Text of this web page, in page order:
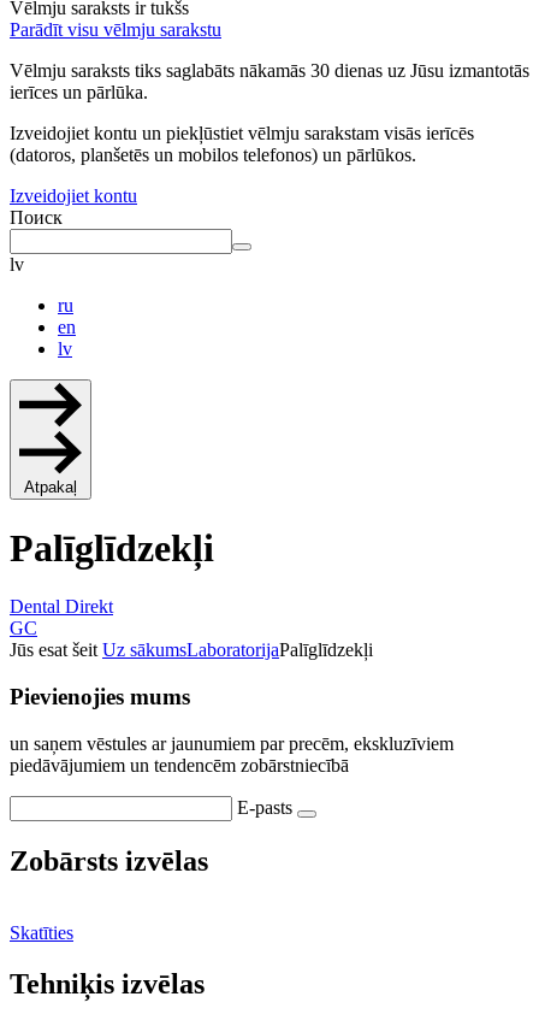
Vēlmju saraksts ir tukšs
Parādīt visu vēlmju sarakstu
Vēlmju saraksts tiks saglabāts nākamās 30 dienas uz Jūsu izmantotās
ierīces un pārlūka.
Izveidojiet kontu un piekļūstiet vēlmju sarakstam visās ierīcēs
(datoros, planšetēs un mobilos telefonos) un pārlūkos.
Izveidojiet kontu
Поиск
lv
ru
en
lv
Atpakaļ
Palīglīdzekļi
Dental Direkt
GC
Jūs esat šeit Uz sākumsLaboratorijaPalīglīdzekļi
Pievienojies mums
un saņem vēstules ar jaunumiem par precēm, ekskluzīviem
piedāvājumiem un tendencēm zobārstniecībā
E-pasts
Zobārsts izvēlas
Skatīties
Tehniķis izvēlas